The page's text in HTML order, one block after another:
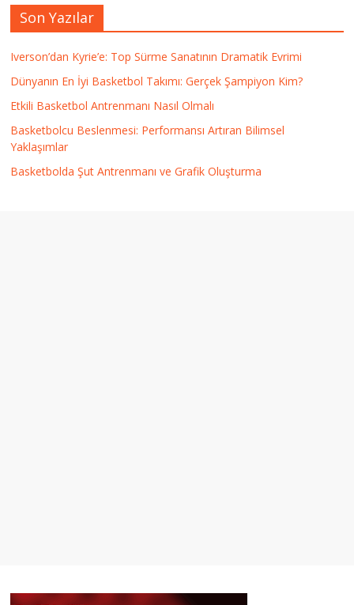
Son Yazılar
Iverson’dan Kyrie’e: Top Sürme Sanatının Dramatik Evrimi
Dünyanın En İyi Basketbol Takımı: Gerçek Şampiyon Kim?
Etkili Basketbol Antrenmanı Nasıl Olmalı
Basketbolcu Beslenmesi: Performansı Artıran Bilimsel
Yaklaşımlar
Basketbolda Şut Antrenmanı ve Grafik Oluşturma